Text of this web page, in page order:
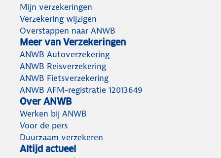
Mijn verzekeringen
Verzekering wijzigen
Overstappen naar ANWB
Meer van Verzekeringen
ANWB Autoverzekering
ANWB Reisverzekering
ANWB Fietsverzekering
ANWB AFM-registratie 12013649
Over ANWB
Werken bij ANWB
Voor de pers
Duurzaam verzekeren
Altijd actueel